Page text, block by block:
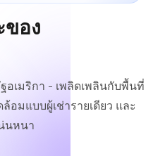
ของ
อเมริกา - เพลิดเพลินกับพื้นที่
อมแบบผู้เช่ารายเดียว และ
นหนา